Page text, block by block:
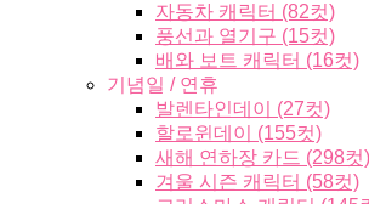
자동차 캐릭터 (82컷)
풍선과 열기구 (15컷)
배와 보트 캐릭터 (16컷)
기념일 / 연휴
발렌타인데이 (27컷)
할로윈데이 (155컷)
새해 연하장 카드 (298컷)
겨울 시즌 캐릭터 (58컷)